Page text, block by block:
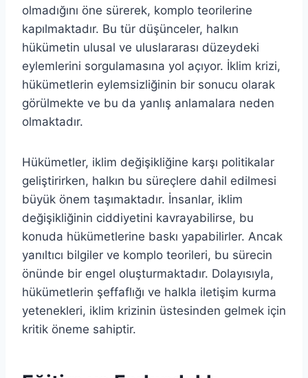
olmadığını öne sürerek, komplo teorilerine
kapılmaktadır. Bu tür düşünceler, halkın
hükümetin ulusal ve uluslararası düzeydeki
eylemlerini sorgulamasına yol açıyor. İklim krizi,
hükümetlerin eylemsizliğinin bir sonucu olarak
görülmekte ve bu da yanlış anlamalara neden
olmaktadır.
Hükümetler, iklim değişikliğine karşı politikalar
geliştirirken, halkın bu süreçlere dahil edilmesi
büyük önem taşımaktadır. İnsanlar, iklim
değişikliğinin ciddiyetini kavrayabilirse, bu
konuda hükümetlerine baskı yapabilirler. Ancak
yanıltıcı bilgiler ve komplo teorileri, bu sürecin
önünde bir engel oluşturmaktadır. Dolayısıyla,
hükümetlerin şeffaflığı ve halkla iletişim kurma
yetenekleri, iklim krizinin üstesinden gelmek için
kritik öneme sahiptir.